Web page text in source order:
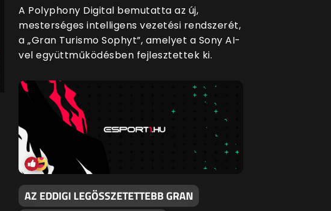
A Polyphony Digital bemutatta az új,
mesterséges intelligens vezetési rendszerét,
a „Gran Turismo Sophyt”, amelyet a Sony AI-
vel együttműködésben fejlesztettek ki.
AZ EDDIGI LEGÖSSZETETTEBB GRAN